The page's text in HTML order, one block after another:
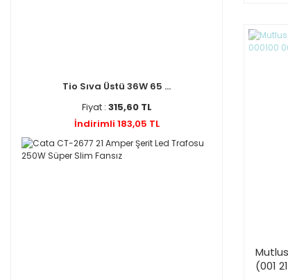
Tio Sıva Üstü 36W 65 ...
Fiyat : 315,60 TL
İndirimli 183,05 TL
(001